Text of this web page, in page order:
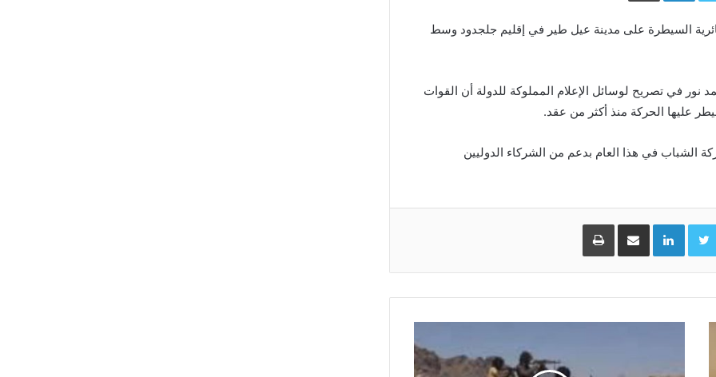
السيطرة على مدينة عيل طير في إقليم جلجدود وسط
نور في تصريح لوسائل الإعلام المملوكة للدولة أن القوات
عليها الحركة منذ أكثر من عقد.
الشباب في هذا العام بدعم من الشركاء الدوليين
Twitter
LinkedInمشاركة عبر البريد طباعة